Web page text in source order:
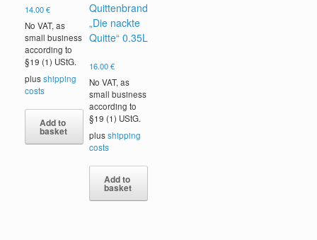
14.00€
No VAT, as
small business
according to
§19 (1) UStG.
plusshipping
costs
Add to
basket
Quittenbrand
„Die nackte
Quitte“ 0.35L
16.00€
No VAT, as
small business
according to
§19 (1) UStG.
plusshipping
costs
Add to
basket